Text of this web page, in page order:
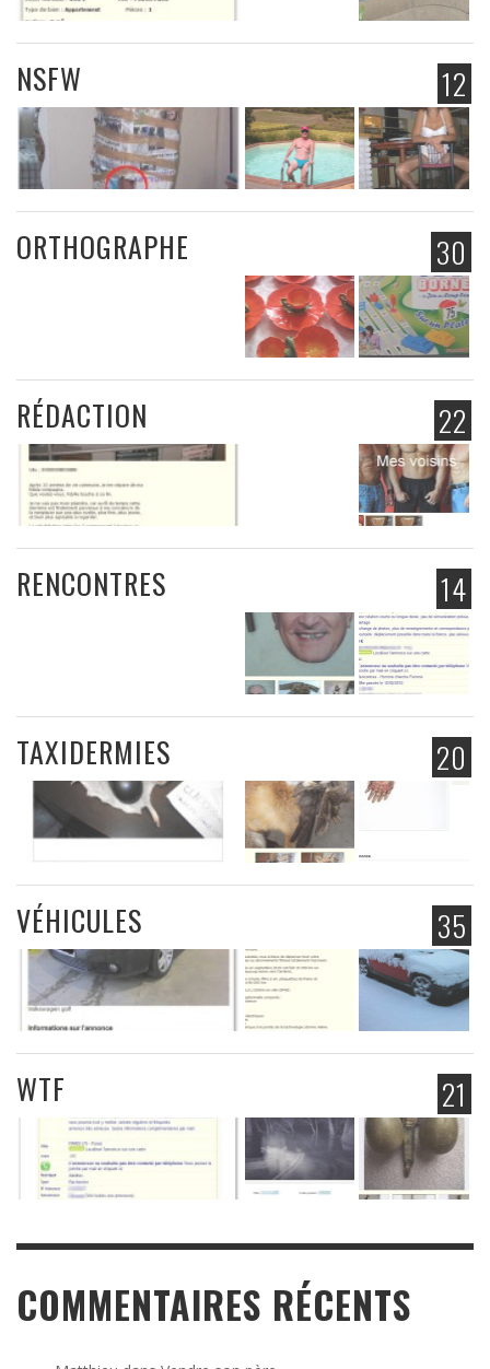
12
NSFW
30
ORTHOGRAPHE
22
RÉDACTION
14
RENCONTRES
20
TAXIDERMIES
35
VÉHICULES
21
WTF
COMMENTAIRES RÉCENTS